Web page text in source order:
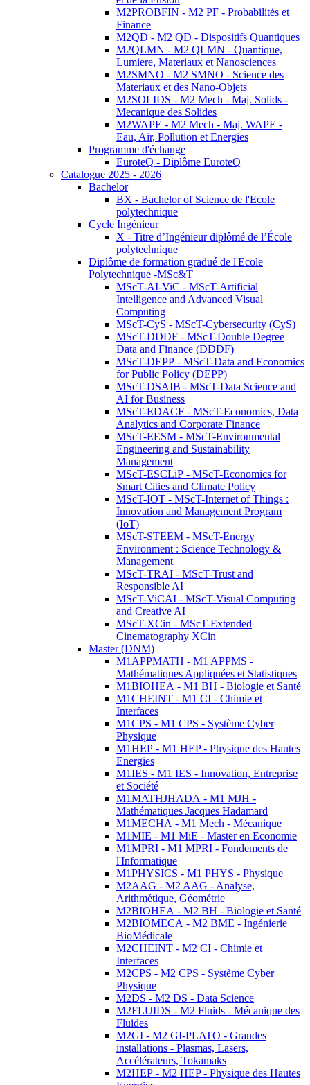
M2PROBFIN - M2 PF - Probabilités et
Finance
M2QD - M2 QD - Dispositifs Quantiques
M2QLMN - M2 QLMN - Quantique,
Lumiere, Materiaux et Nanosciences
M2SMNO - M2 SMNO - Science des
Materiaux et des Nano-Objets
M2SOLIDS - M2 Mech - Maj. Solids -
Mecanique des Solides
M2WAPE - M2 Mech - Maj. WAPE -
Eau, Air, Pollution et Energies
Programme d'échange
EuroteQ - Diplôme EuroteQ
Catalogue 2025 - 2026
Bachelor
BX - Bachelor of Science de l'Ecole
polytechnique
Cycle Ingénieur
X - Titre d’Ingénieur diplômé de l’École
polytechnique
Diplôme de formation gradué de l'Ecole
Polytechnique -MSc&T
MScT-AI-ViC - MScT-Artificial
Intelligence and Advanced Visual
Computing
MScT-CyS - MScT-Cybersecurity (CyS)
MScT-DDDF - MScT-Double Degree
Data and Finance (DDDF)
MScT-DEPP - MScT-Data and Economics
for Public Policy (DEPP)
MScT-DSAIB - MScT-Data Science and
AI for Business
MScT-EDACF - MScT-Economics, Data
Analytics and Corporate Finance
MScT-EESM - MScT-Environmental
Engineering and Sustainability
Management
MScT-ESCLiP - MScT-Economics for
Smart Cities and Climate Policy
MScT-IOT - MScT-Internet of Things :
Innovation and Management Program
(IoT)
MScT-STEEM - MScT-Energy
Environment : Science Technology &
Management
MScT-TRAI - MScT-Trust and
Responsible AI
MScT-ViCAI - MScT-Visual Computing
and Creative AI
MScT-XCin - MScT-Extended
Cinematography XCin
Master (DNM)
M1APPMATH - M1 APPMS -
Mathématiques Appliquées et Statistiques
M1BIOHEA - M1 BH - Biologie et Santé
M1CHEINT - M1 CI - Chimie et
Interfaces
M1CPS - M1 CPS - Système Cyber
Physique
M1HEP - M1 HEP - Physique des Hautes
Energies
M1IES - M1 IES - Innovation, Entreprise
et Société
M1MATHJHADA - M1 MJH -
Mathématiques Jacques Hadamard
M1MECHA - M1 Mech - Mécanique
M1MIE - M1 MiE - Master en Economie
M1MPRI - M1 MPRI - Fondements de
l'Informatique
M1PHYSICS - M1 PHYS - Physique
M2AAG - M2 AAG - Analyse,
Arithmétique, Géométrie
M2BIOHEA - M2 BH - Biologie et Santé
M2BIOMECA - M2 BME - Ingénierie
BioMédicale
M2CHEINT - M2 CI - Chimie et
Interfaces
M2CPS - M2 CPS - Système Cyber
Physique
M2DS - M2 DS - Data Science
M2FLUIDS - M2 Fluids - Mécanique des
Fluides
M2GI - M2 GI-PLATO - Grandes
installations - Plasmas, Lasers,
Accélérateurs, Tokamaks
M2HEP - M2 HEP - Physique des Hautes